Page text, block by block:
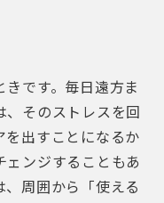
です。毎日遠方ま
、そのストレスを回
を出すことになるか
ェンジすることもあ
、周囲から「使える